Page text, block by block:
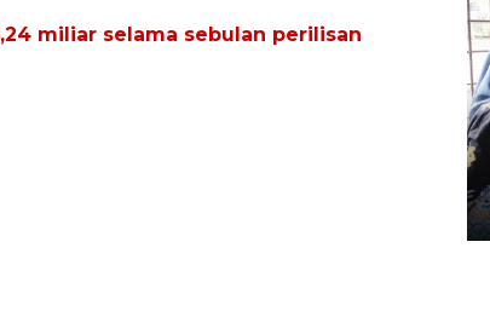
miliar selama sebulan perilisan